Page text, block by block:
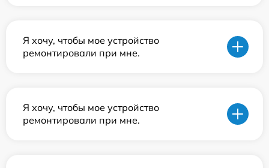
Я хочу, чтобы мое устройство
ремонтировали при мне.
Я хочу, чтобы мое устройство
ремонтировали при мне.